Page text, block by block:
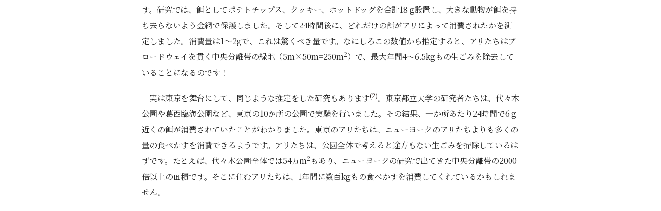
す。研究では、餌としてポテトチップス、クッキー、ホットドッグを合計18 g設置し、大きな動物が餌を持
ち去らないよう金網で保護しました。そして24時間後に、どれだけの餌がアリによって消費されたかを測
定しました。消費量は1～2gで、これは驚くべき量です。なにしろこの数値から推定すると、アリたちはブ
ロードウェイを貫く中央分離帯の緑地（5m×50m=250m2）で、最大年間4～6.5kgもの生ごみを除去して
いることになるのです！
実は東京を舞台にして、同じような推定をした研究もあります(2)。東京都立大学の研究者たちは、代々木
公園や葛西臨海公園など、東京の10か所の公園で実験を行いました。その結果、一か所あたり24時間で6 g
近くの餌が消費されていたことがわかりました。東京のアリたちは、ニューヨークのアリたちよりも多くの
量の食べかすを消費できるようです。アリたちは、公園全体で考えると途方もない生ごみを掃除しているは
ずです。たとえば、代々木公園全体では54万m2 もあり、ニューヨークの研究で出てきた中央分離帯の2000
倍以上の面積です。そこに住むアリたちは、1年間に数百kgもの食べかすを消費してくれているかもしれま
せん。